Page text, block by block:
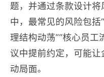
题，并通过条款设计将
中，最常见的风险包括
理结构动荡”“核心员工
议中提前约定，可能让
动局面。